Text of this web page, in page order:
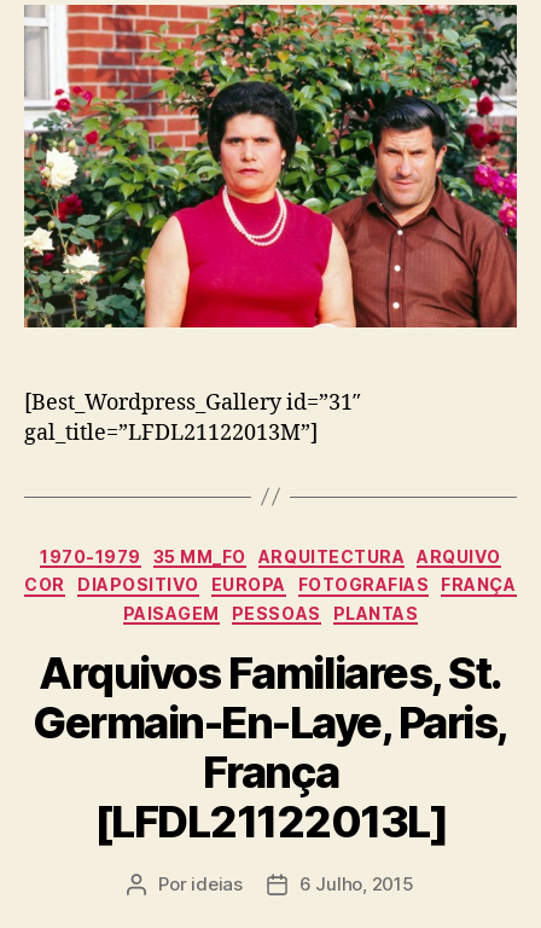
[Best_Wordpress_Gallery id=”31″
gal_title=”LFDL21122013M”]
Categorias
1970-1979 35 MM_FO ARQUITECTURA
ARQUIVO
COR
DIAPOSITIVO EUROPA FOTOGRAFIAS
FRANÇA
PAISAGEM
PESSOAS PLANTAS
Arquivos Familiares, St.
Germain-En-Laye, Paris,
França
[LFDL21122013L]
Autor
Por ideias
Data6 Julho, 2015